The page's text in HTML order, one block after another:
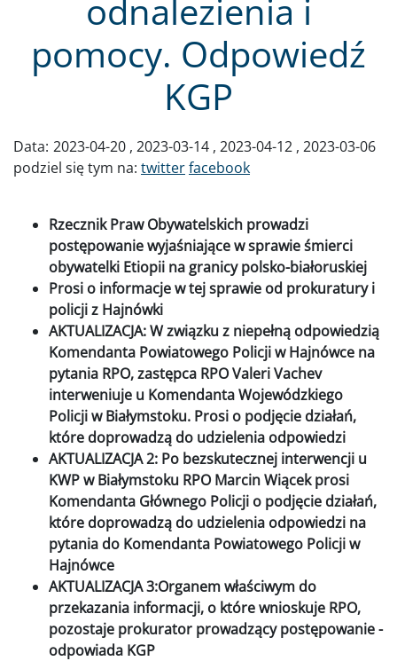
odnalezienia i
pomocy. Odpowiedź
KGP
Data: 2023-04-20 2023-03-14 2023-04-12 2023-03-06
podziel się tym na: twitterfacebook
Rzecznik Praw Obywatelskich prowadzi
postępowanie wyjaśniające w sprawie śmierci
obywatelki Etiopii na granicy polsko-białoruskiej
Prosi o informacje w tej sprawie od prokuratury i
policji z Hajnówki
AKTUALIZACJA: W związku z niepełną odpowiedzią
Komendanta Powiatowego Policji w Hajnówce na
pytania RPO, zastępca RPO Valeri Vachev
interweniuje u Komendanta Wojewódzkiego
Policji w Białymstoku. Prosi o podjęcie działań,
które doprowadzą do udzielenia odpowiedzi
AKTUALIZACJA 2: Po bezskutecznej interwencji u
KWP w Białymstoku RPO Marcin Wiącek prosi
Komendanta Głównego Policji o podjęcie działań,
które doprowadzą do udzielenia odpowiedzi na
pytania do Komendanta Powiatowego Policji w
Hajnówce
AKTUALIZACJA 3:Organem właściwym do
przekazania informacji, o które wnioskuje RPO,
pozostaje prokurator prowadzący postępowanie -
odpowiada KGP